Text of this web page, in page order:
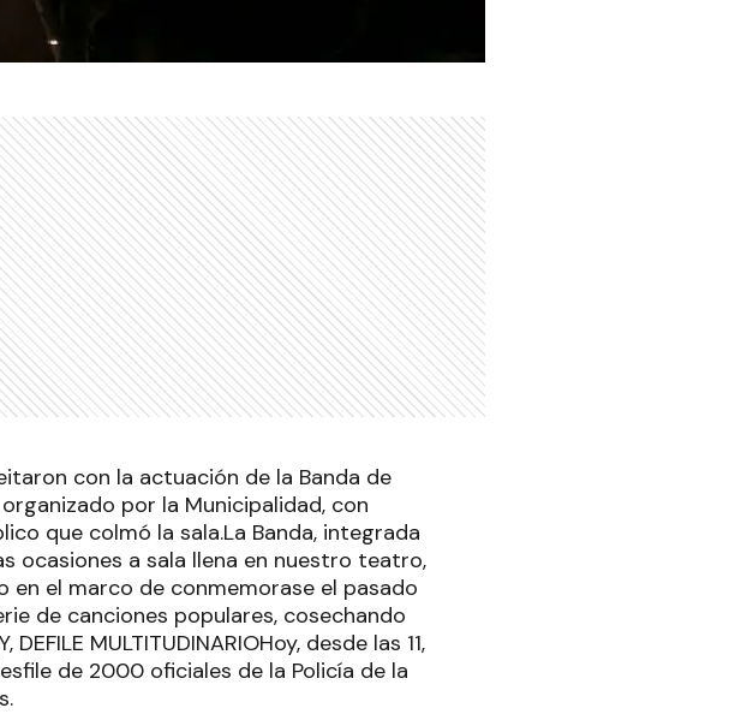
con la actuación de la Banda de
por la Municipalidad, con
que colmó la sala.La Banda, integrada
ocasiones a sala llena en nuestro teatro,
el marco de conmemorase el pasado
de canciones populares, cosechando
MULTITUDINARIOHoy, desde las 11,
de 2000 oficiales de la Policía de la